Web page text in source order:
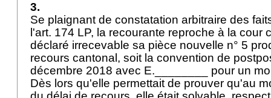
3.
Se plaignant de constatation arbitraire des
l'art. 174 LP, la recourante reproche à la cour
déclaré irrecevable sa pièce nouvelle n° 5
recours cantonal, soit la convention de
décembre 2018 avec E.________ pour un
Dès lors qu'elle permettait de prouver qu'au